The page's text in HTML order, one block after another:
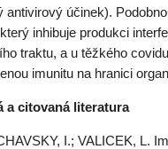
antivirový účinek).
inhibuje produkci
traktu, a u těžkého
imunitu na hranici
a citovaná literatura
I.; VALICEK, L.